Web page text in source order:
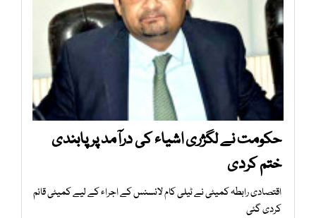
حکومت نے لگژری اشیاء کی درآمد پر پابندی
ختم کردی
اقتصادی رابطہ کمیٹی نے ٹیلی کام لائسنس کے اجراء کے لیے کمیٹی قائم
کردی گئی